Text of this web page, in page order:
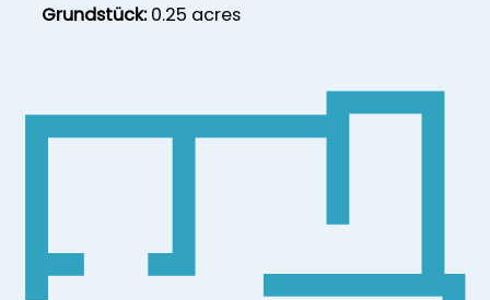
Grundstück:0.25 acres